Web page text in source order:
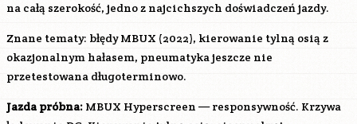
na całą szerokość, jedno z najcichszych doświadczeń jazdy.
Znane tematy: błędy MBUX (2022), kierowanie tylną osią z
okazjonalnym hałasem, pneumatyka jeszcze nie
przetestowana długoterminowo.
Jazda próbna: MBUX Hyperscreen — responsywność. Krzywa